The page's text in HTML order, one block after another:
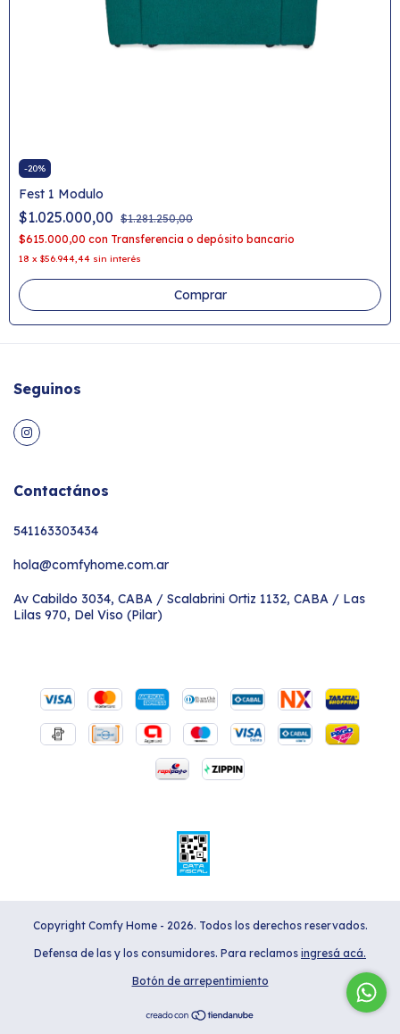
-20%
Fest 1 Modulo
$1.025.000,00 $1.281.250,00
$615.000,00 con Transferencia o depósito bancario
18 x $56.944,44 sin interés
Comprar
Seguinos
Contactános
541163303434
hola@comfyhome.com.ar
Av Cabildo 3034, CABA / Scalabrini Ortiz 1132, CABA / Las
Lilas 970, Del Viso (Pilar)
Copyright Comfy Home - 2026. Todos los derechos reservados.
Defensa de las y los consumidores. Para reclamos ingresá acá.
Botón de arrepentimiento